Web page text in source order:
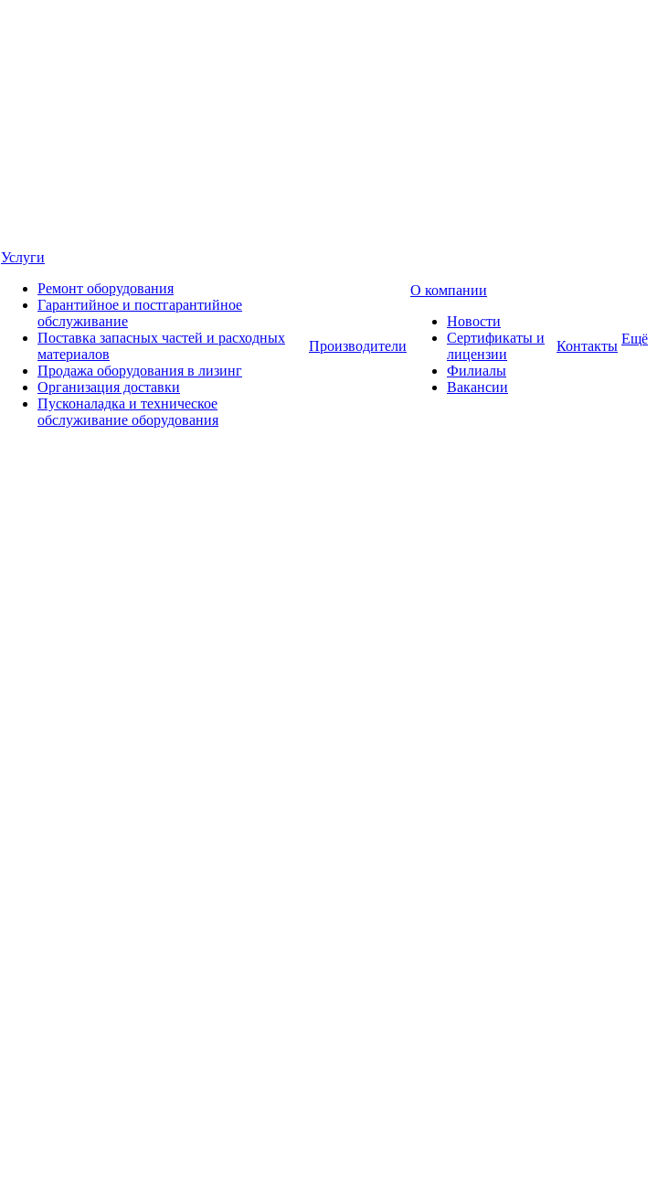
Услуги
Ремонт оборудования
Гарантийное и постгарантийное
обслуживание
Поставка запасных частей и расходных
материалов
Продажа оборудования в лизинг
Организация доставки
Пусконаладка и техническое
обслуживание оборудования
Производители
О компании
Новости
Сертификаты и
лицензии
Филиалы
Вакансии
Контакты Ещё